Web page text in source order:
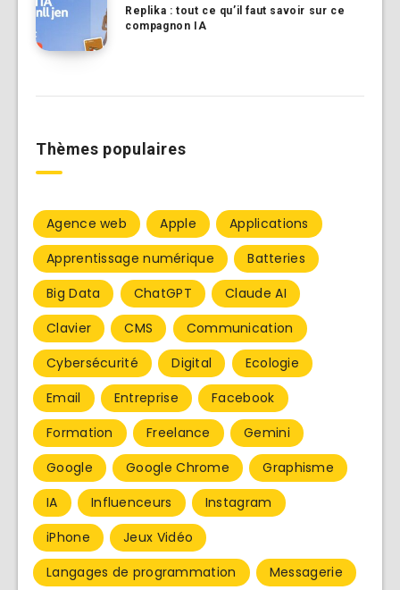
Replika : tout ce qu’il faut savoir sur ce
compagnon IA
Thèmes populaires
Agence web Apple
Applications
Apprentissage numérique
Batteries
Big Data
ChatGPT
Claude AI
Clavier
CMS
Communication
Cybersécurité
Digital
Ecologie
Email
Entreprise
Facebook
Formation
Freelance
Gemini
Google
Google Chrome
Graphisme
IA
Influenceurs
Instagram
iPhone
Jeux Vidéo
Langages de programmation
Messagerie